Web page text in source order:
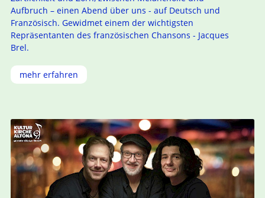
Aufbruch – einen Abend über uns - auf Deutsch und
Französisch. Gewidmet einem der wichtigsten
Repräsentanten des französischen Chansons - Jacques
Brel.
mehr erfahren